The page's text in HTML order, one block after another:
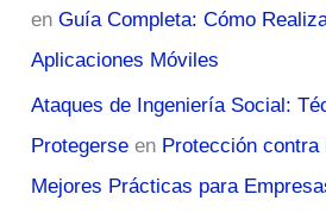
enGuía Completa: Cómo
Aplicaciones Móviles
Ataques de Ingeniería Social:
Protegerse en Protección contra
Mejores Prácticas para